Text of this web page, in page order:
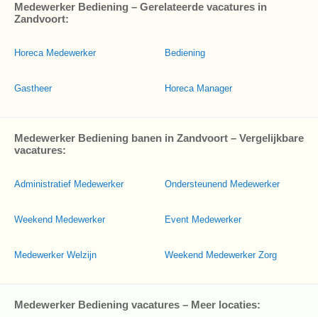
Medewerker Bediening – Gerelateerde vacatures in
Zandvoort:
Horeca Medewerker
Gastheer
Bediening
Horeca Manager
Medewerker Bediening banen in Zandvoort – Vergelijkbare
vacatures:
Administratief Medewerker
Weekend Medewerker
Medewerker Welzijn
Ondersteunend Medewerker
Event Medewerker
Weekend Medewerker Zorg
Medewerker Bediening vacatures – Meer locaties: